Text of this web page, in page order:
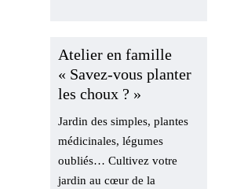
Atelier en famille
« Savez-vous
planter les choux
? »
Jardin des simples,
plantes médicinales,
légumes oubliés… Cultivez